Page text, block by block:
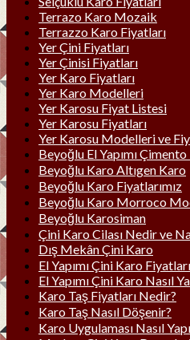
Terrazo Karo Mozaik
Terrazzo Karo Fiyatları
Yer Çini Fiyatları
Yer Çinisi Fiyatları
Yer Karo Fiyatları
Yer Karo Modelleri
Yer Karosu Fiyat Listesi
Yer Karosu Fiyatları
Yer Karosu Modelleri ve
Beyoğlu El Yapımı
Beyoğlu Karo Altıgen Karo
Beyoğlu Karo Fiyatlarımız
Beyoğlu Karo Morroco
Beyoğlu Karosiman
Çini Karo Cilası Nedir ve
Dış Mekân Çini Karo
El Yapımı Çini Karo
El Yapımı Çini Karo Nasıl
Karo Taş Fiyatları Nedir?
Karo Taş Nasıl Döşenir?
Karo Uygulaması Nasıl